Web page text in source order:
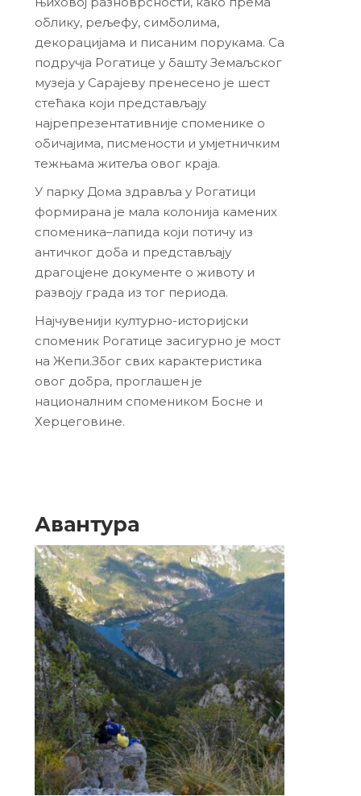
облику, рељефу, симболима,
декорацијама и писаним порукама. Са
подручја Рогатице у башту Земаљског
музеја у Сарајеву пренесено је шест
стећака који представљају
најрепрезентативније споменике о
обичајима, писмености и умјетничким
тежњама житеља овог краја.
У парку Дома здравља у Рогатици
формирана је мала колонија камених
споменика–лапида који потичу из
античког доба и представљају
драгоцјене документе о животу и
развоју града из тог периода.
Најчувенији културно-историјски
споменик Рогатице засигурно је мост
на Жепи.Због свих карактеристика
овог добра, проглашен је
националним спомеником Босне и
Херцеговине.
Авантура